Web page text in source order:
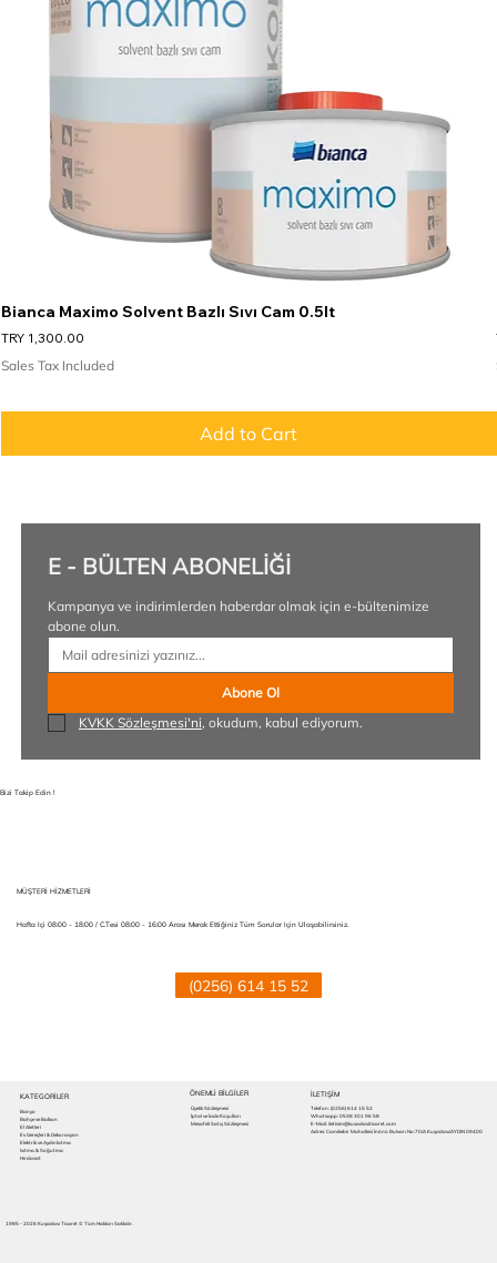
Bianca Maximo Solvent Bazlı Sıvı Cam 0.5lt
Price
TRY 1,300.00
Sales Tax Included
Add to Cart
E - BÜLTEN ABONELİĞİ
Kampanya ve indirimlerden haberdar olmak için e-bültenimize
abone olun.
Abone Ol
KVKK Sözleşmesi'ni, okudum, kabul ediyorum.
Bizi Takip Edin !
Hafta Içi 08:00 - 18:00 / C.tesi 08:00 - 16:00 Arası Merak Ettiğiniz Tüm Sorular Için Ulaşabilirsiniz.
MÜŞTERİ HİZMETLERİ
(0256) 614 15 52
KATEGORİLER
Banyo
Bahçe ve Balkon
El Aletleri
Ev Gereçleri & Dekorasyon
Elektrik ve Aydınlatma
Isıtma & Soğutma
Hırdavat
ÖNEMLİ BİLGİLER
Üyelik Sözleşmesi
İptal ve İade Koşulları
Mesafeli Satış Sözleşmesi
İLETIŞİM
Telefon: (0256) 614 15 52
Whatsapp: 0538 301 96 58
E-Mail: iletisim@kusadasiticaret.com
Adres: Camikebir Mahallesi İnönü Bulvarı No:70/A Kuşadası/AYDIN 09400
1985 - 2026 Kuşadası Ticaret © Tüm Hakları Saklıdır.